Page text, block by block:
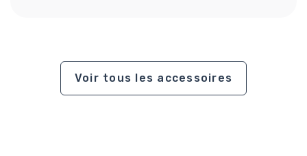
Voir tous les accessoires